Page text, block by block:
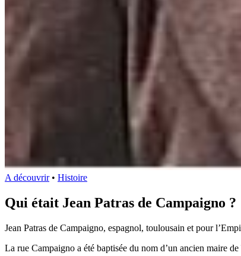
A découvrir• Histoire
Qui était Jean Patras de Campaigno ?
Jean Patras de Campaigno, espagnol, toulousain et pour
La rue Campaigno a été baptisée du nom d’un ancien maire